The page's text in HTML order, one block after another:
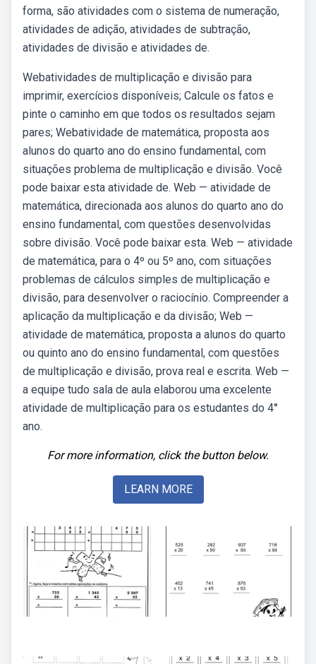
forma, são atividades com o sistema de numeração,
atividades de adição, atividades de subtração,
atividades de divisão e atividades de.
Webatividades de multiplicação e divisão para
imprimir, exercícios disponíveis; Calcule os fatos e
pinte o caminho em que todos os resultados sejam
pares; Webatividade de matemática, proposta aos
alunos do quarto ano do ensino fundamental, com
situações problema de multiplicação e divisão. Você
pode baixar esta atividade de. Web — atividade de
matemática, direcionada aos alunos do quarto ano do
ensino fundamental, com questões desenvolvidas
sobre divisão. Você pode baixar esta. Web — atividade
de matemática, para o 4º ou 5º ano, com situações
problemas de cálculos simples de multiplicação e
divisão, para desenvolver o raciocínio. Compreender a
aplicação da multiplicação e da divisão; Web —
atividade de matemática, proposta a alunos do quarto
ou quinto ano do ensino fundamental, com questões
de multiplicação e divisão, prova real e escrita. Web —
a equipe tudo sala de aula elaborou uma excelente
atividade de multiplicação para os estudantes do 4°
ano.
For more information, click the button below.
LEARN MORE